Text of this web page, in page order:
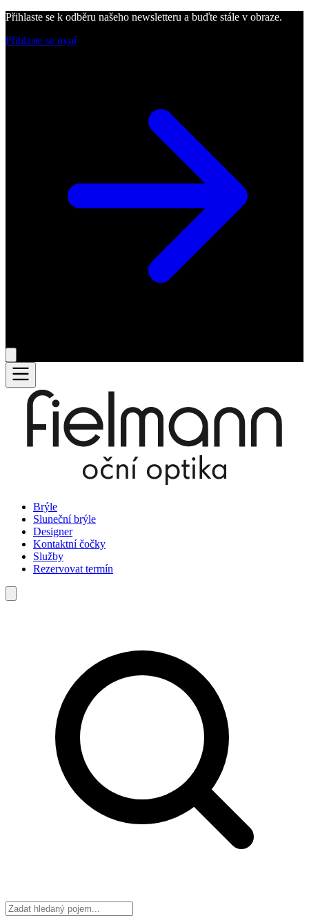
Přihlaste se k odběru našeho newsletteru a buďte stále v obraze.
Přihlaste se nyní
Brýle
Sluneční brýle
Designer
Kontaktní čočky
Služby
Rezervovat termín